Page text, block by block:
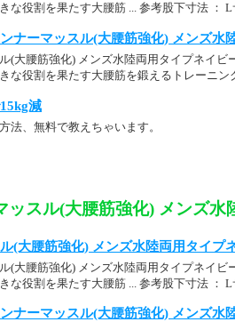
な役割を果たす大腰筋 ... 参考股下寸法 ： L
ンナーマッスル(大腰筋強化) メンズ水
(大腰筋強化) メンズ水陸両用タイプネイ
な役割を果たす大腰筋を鍛えるトレーニン
減
法、無料で教えちゃいます。
ッスル(大腰筋強化) メンズ
(大腰筋強化) メンズ水陸両用タイプ
(大腰筋強化) メンズ水陸両用タイプネイ
な役割を果たす大腰筋 ... 参考股下寸法 ： L
ンナーマッスル(大腰筋強化) メンズ水